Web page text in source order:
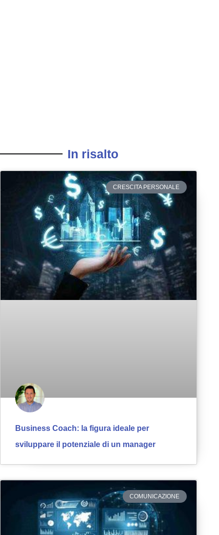
In risalto
CRESCITA PERSONALE
Business Coach: la figura ideale per
sviluppare il potenziale di un manager
COMUNICAZIONE